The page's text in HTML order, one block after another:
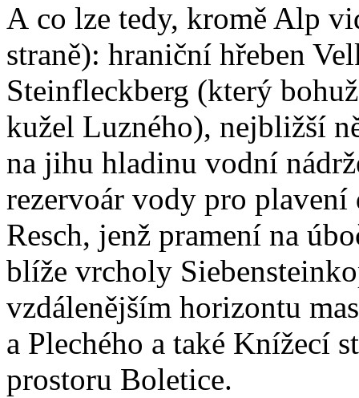
A co lze tedy, kromě Alp
straně): hraniční hřeben
Steinfleckberg (který
kužel Luzného), nejbližší
na jihu hladinu vodní
rezervoár vody pro
Resch, jenž pramení na
blíže vrcholy
vzdálenějším horizontu
a Plechého a také Knížecí
prostoru Boletice.